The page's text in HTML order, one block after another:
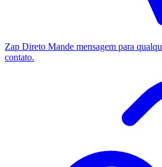
Zap Direto Mande mensagem para
contato.